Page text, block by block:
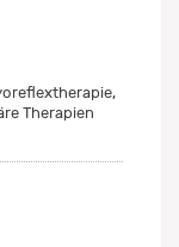
Therapien